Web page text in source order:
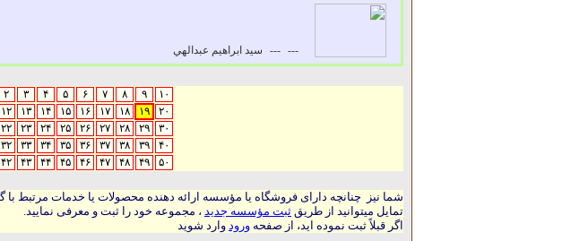
---
--- سيد ابراهيم عبدالهي
۲ ۳ ۴ ۵ ۶ ۷ ۸ ۹
۱۰
۱۲ ۱۳ ۱۴ ۱۵ ۱۶ ۱۷ ۱۸ ۱۹
۲۰
۲۲ ۲۳ ۲۴ ۲۵ ۲۶ ۲۷ ۲۸ ۲۹
۳۰
۳۲ ۳۳ ۳۴ ۳۵ ۳۶ ۳۷ ۳۸ ۳۹
۴۰
۴۲ ۴۳ ۴۴ ۴۵ ۴۶ ۴۷ ۴۸ ۴۹ ۵۰
شما نیز چنانچه دارای فروشگاه یا مؤسسه ارائه دهنده محصولات یا خدمات مرتبط با
تمایل میتوانید از طریق ثبت مؤسسه جدید ، مجموعه خود را ثبت و معرفی نمایید.
اگر قبلاً ثبت نموده اید، از صفحه ورود وارد شوید